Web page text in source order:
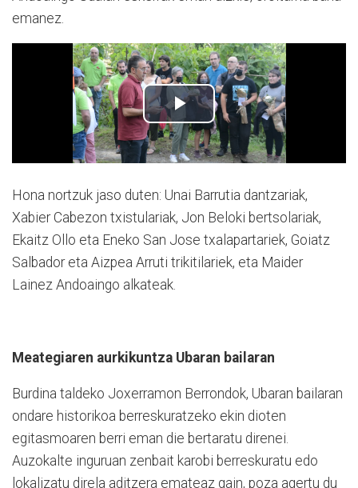
emanez.
Hona nortzuk jaso duten: Unai Barrutia dantzariak,
Xabier Cabezon txistulariak, Jon Beloki bertsolariak,
Ekaitz Ollo eta Eneko San Jose txalapartariek, Goiatz
Salbador eta Aizpea Arruti trikitilariek, eta Maider
Lainez Andoaingo alkateak.
Meategiaren aurkikuntza Ubaran bailaran
Burdina taldeko Joxerramon Berrondok, Ubaran bailaran
ondare historikoa berreskuratzeko ekin dioten
egitasmoaren berri eman die bertaratu direnei.
Auzokalte inguruan zenbait karobi berreskuratu edo
lokalizatu direla aditzera emateaz gain, poza agertu du